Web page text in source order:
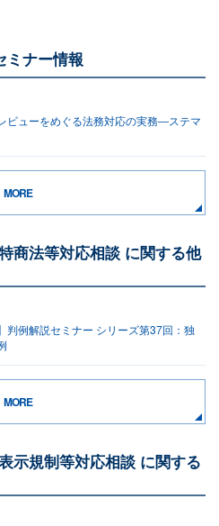
ミナー情報
ビューをめぐる法務対応の実務―ステマ
MORE
商法等対応相談 に関する他
判例解説セミナー シリーズ第37回：独
MORE
示規制等対応相談 に関する